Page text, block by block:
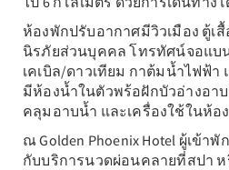
ห้องพักปรับอากาศมีวิวเมือง ตู้เสื้
นิรภัยส่วนบุคคล โทรทัศน์จอแ
เคเบิล/ดาวเทียม กาต้มน้ำไฟฟ้
มีห้องน้ำในตัวพร้อฝักบัวอ่างอาบ
คลุมอาบน้ำ และเครื่องใช้ในห้อ
ณ Golden Phoenix Hotel ผู้เข้า
กับบริการนวดผ่อนคลายที่สปา ห